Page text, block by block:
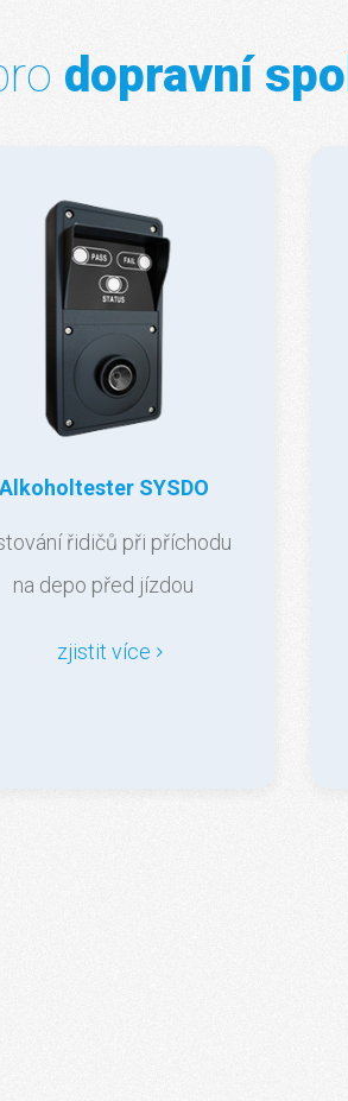
dopravní
Alkoholtester SYSDO
řidičů při příchodu
na depo před jízdou
zjistit více